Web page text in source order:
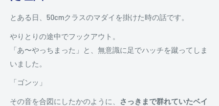
とある日、50cmクラスのマダイを掛けた時の話です。
やりとりの途中でフックアウト。
「あ〜やっちまった」と、無意識に足でハッチを蹴ってしま
いました。
「ゴンッ」
その音を合図にしたかのように、
さっきまで群れていたベイ